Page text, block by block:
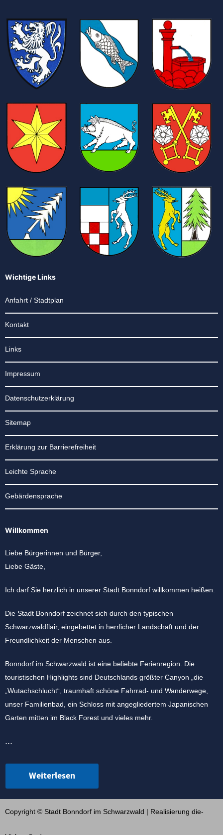
Wichtige Links
Anfahrt / Stadtplan
Kontakt
Links
Impressum
Datenschutzerklärung
Sitemap
Erklärung zur Barrierefreiheit
Leichte Sprache
Gebärdensprache
Willkommen
Liebe Bürgerinnen und Bürger,
Liebe Gäste,
Ich darf Sie herzlich in unserer Stadt Bonndorf willkommen heißen.
Die Stadt Bonndorf zeichnet sich durch den typischen
Schwarzwaldflair, eingebettet in herrlicher Landschaft und der
Freundlichkeit der Menschen aus.
Bonndorf im Schwarzwald ist eine beliebte Ferienregion. Die
touristischen Highlights sind Deutschlands größter Canyon „die
„Wutachschlucht“, traumhaft schöne Fahrrad- und Wanderwege,
unser Familienbad, ein Schloss mit angegliedertem Japanischen
Garten mitten im Black Forest und vieles mehr.
...
Weiterlesen
Copyright © Stadt Bonndorf im Schwarzwald | Realisierung die-